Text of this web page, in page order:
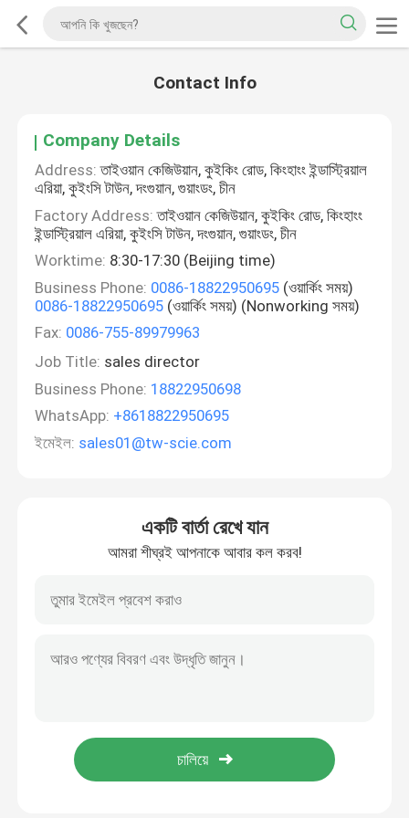
Contact Info
Company Details
Address: তাইওয়ান কেজিউয়ান, কুইকিং রোড, কিংহাংং ইন্ডাস্ট্রিয়াল
এরিয়া, কুইংসি টাউন, দংগুয়ান, গুয়াংডং, চীন
Factory Address: তাইওয়ান কেজিউয়ান, কুইকিং রোড, কিংহাংং
ইন্ডাস্ট্রিয়াল এরিয়া, কুইংসি টাউন, দংগুয়ান, গুয়াংডং, চীন
Worktime: 8:30-17:30 (Beijing time)
Business Phone: 0086-18822950695 (ওয়ার্কিং সময়)
0086-18822950695 (ওয়ার্কিং সময়) (Nonworking সময়)
Fax: 0086-755-89979963
Job Title: sales director
Business Phone: 18822950698
WhatsApp: +8618822950695
ইমেইল: sales01@tw-scie.com
একটি বার্তা রেখে যান
আমরা শীঘ্রই আপনাকে আবার কল করব!